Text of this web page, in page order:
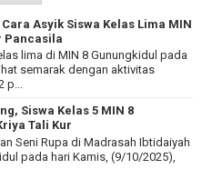
Asyik Siswa Kelas Lima MIN
Pancasila
lima di MIN 8 Gunungkidul pada
semarak dengan aktivitas
p...
Siswa Kelas 5 MIN 8
Tali Kur
Seni Rupa di Madrasah Ibtidaiyah
pada hari Kamis, (9/10/2025),